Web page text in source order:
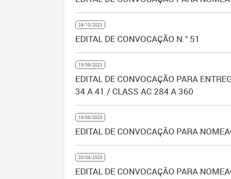
24/10/2023
EDITAL DE CONVOCAÇÃO N.° 51
15/09/2023
EDITAL DE CONVOCAÇÃO PARA
34 A 41 / CLASS AC 284 A 360
19/06/2023
EDITAL DE CONVOCAÇÃO PARA
20/04/2023
EDITAL DE CONVOCAÇÃO PARA